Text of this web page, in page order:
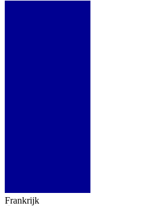
Frankrijk